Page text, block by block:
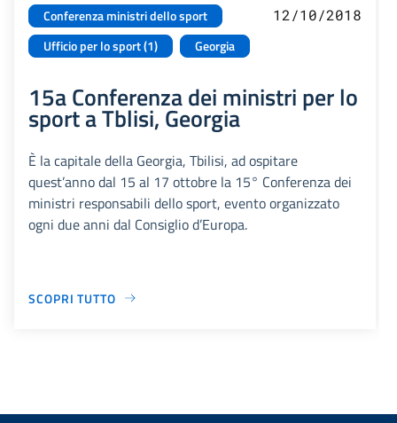
Conferenza ministri dello sport
Ufficio per lo sport (1)
Georgia
12/10/2018
15a Conferenza dei ministri per lo
sport a Tblisi, Georgia
È la capitale della Georgia, Tbilisi, ad ospitare
quest’anno dal 15 al 17 ottobre la 15° Conferenza dei
ministri responsabili dello sport, evento organizzato
ogni due anni dal Consiglio d’Europa.
SCOPRI TUTTO